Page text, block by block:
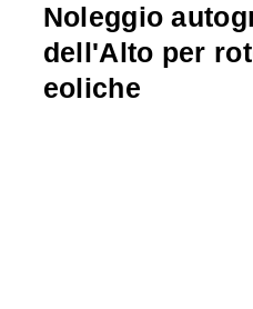
Noleggio
dell'Alto per
eoliche